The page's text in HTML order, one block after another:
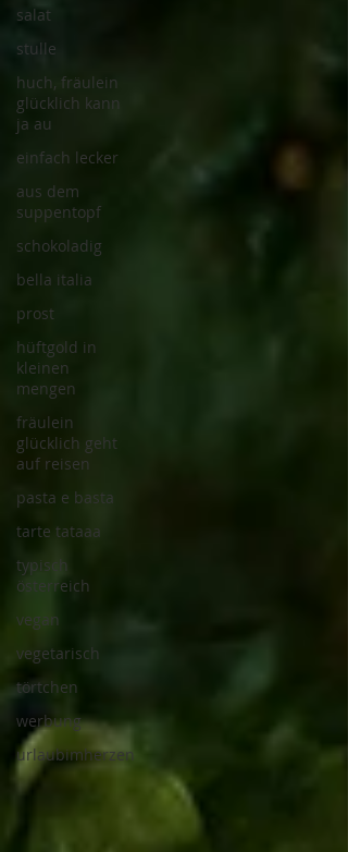
salat
stulle
huch, fräulein
glücklich kann
ja au
einfach lecker
aus dem
suppentopf
schokoladig
bella italia
prost
hüftgold in
kleinen
mengen
fräulein
glücklich geht
auf reisen
pasta e basta
tarte tataaa
typisch
österreich
vegan
vegetarisch
törtchen
werbung
urlaubimherzen